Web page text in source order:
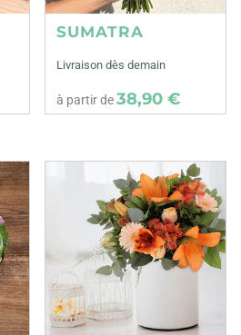
SUMATRA
Livraison dès demain
à partir de38,90 €